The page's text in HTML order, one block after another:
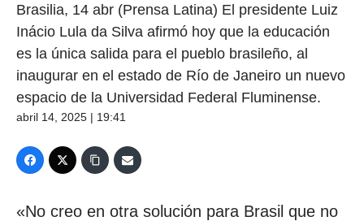
Brasilia, 14 abr (Prensa Latina) El presidente Luiz
Inácio Lula da Silva afirmó hoy que la educación
es la única salida para el pueblo brasileño, al
inaugurar en el estado de Río de Janeiro un nuevo
espacio de la Universidad Federal Fluminense.
abril 14, 2025 | 19:41
«No creo en otra solución para Brasil que no